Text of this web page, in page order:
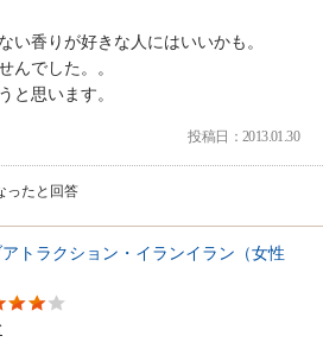
い香りが好きな人にはいいかも。
んでした。。
と思います。
投稿日：2013.01.30
ったと回答
アトラクション・イランイラン（女性